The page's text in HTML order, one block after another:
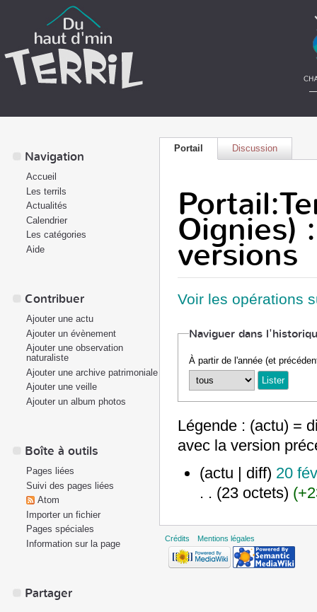
Portail Discussion
Oignies)
versions
Voir les opérations
Naviguer dans
À partir de l'année (et
Légende : (actu) =
avec la version
(actu | diff) 20
. . (23 octets)
Navigation
Accueil
Les terrils
Actualités
Calendrier
Les catégories
Aide
Contribuer
Ajouter une actu
Ajouter un évènement
Ajouter une observation
naturaliste
Ajouter une archive patrimoniale
Ajouter une veille
Ajouter un album photos
Boîte à outils
Pages liées
Suivi des pages liées
Atom
Importer un fichier
Pages spéciales
Information sur la page
Partager
Crédits Mentions légales